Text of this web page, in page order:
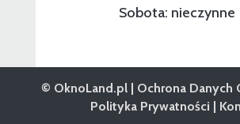
Sobota: nieczynne
© OknoLand.pl | Ochrona Danych
Polityka Prywatności